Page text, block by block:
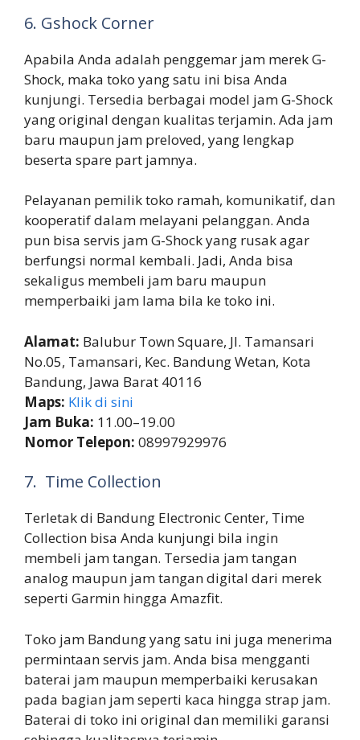
6. Gshock Corner
Apabila Anda adalah penggemar jam merek G-
Shock, maka toko yang satu ini bisa Anda
kunjungi. Tersedia berbagai model jam G-Shock
yang original dengan kualitas terjamin. Ada jam
baru maupun jam preloved, yang lengkap
beserta spare part jamnya.
Pelayanan pemilik toko ramah, komunikatif, dan
kooperatif dalam melayani pelanggan. Anda
pun bisa servis jam G-Shock yang rusak agar
berfungsi normal kembali. Jadi, Anda bisa
sekaligus membeli jam baru maupun
memperbaiki jam lama bila ke toko ini.
Alamat: Balubur Town Square, Jl. Tamansari
No.05, Tamansari, Kec. Bandung Wetan, Kota
Bandung, Jawa Barat 40116
Maps: Klik di sini
Jam Buka: 11.00–19.00
Nomor Telepon: 08997929976
7. Time Collection
Terletak di Bandung Electronic Center, Time
Collection bisa Anda kunjungi bila ingin
membeli jam tangan. Tersedia jam tangan
analog maupun jam tangan digital dari merek
seperti Garmin hingga Amazfit.
Toko jam Bandung yang satu ini juga menerima
permintaan servis jam. Anda bisa mengganti
baterai jam maupun memperbaiki kerusakan
pada bagian jam seperti kaca hingga strap jam.
Baterai di toko ini original dan memiliki garansi